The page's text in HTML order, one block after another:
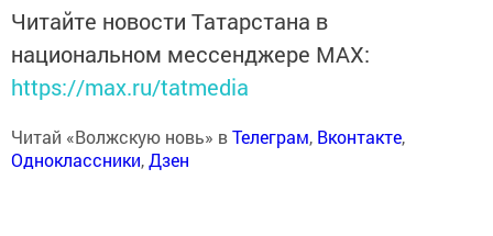
Читайте новости Татарстана в
национальном мессенджере MАХ:
https://max.ru/tatmedia
Читай «Волжскую новь» вТелеграм, Вконтакте,
Одноклассники,Дзен